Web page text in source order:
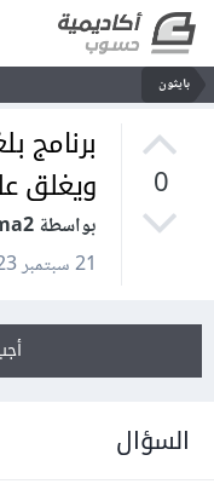
بايثون
0
ويغلق
بواسطة Zyad Salama2
21 سبتمبر 2023
السؤال